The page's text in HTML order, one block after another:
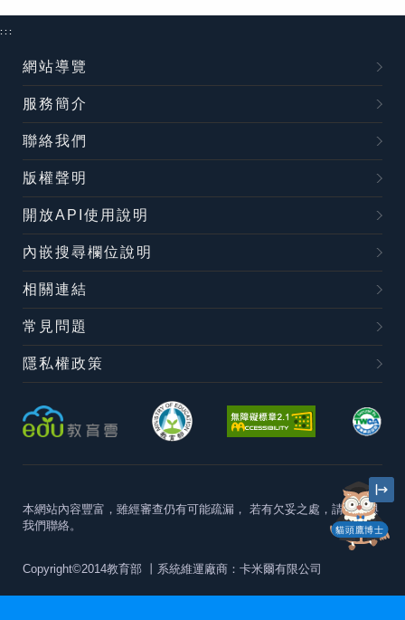
貓頭鷹博士
:::
網站導覽
服務簡介
聯絡我們
版權聲明
開放API使用說明
內嵌搜尋欄位說明
相關連結
常見問題
隱私權政策
本網站內容豐富，雖經審查仍有可能疏漏， 若有欠妥之處，請隨時與
我們聯絡。
Copyright©2014教育部 丨系統維運廠商：卡米爾有限公司